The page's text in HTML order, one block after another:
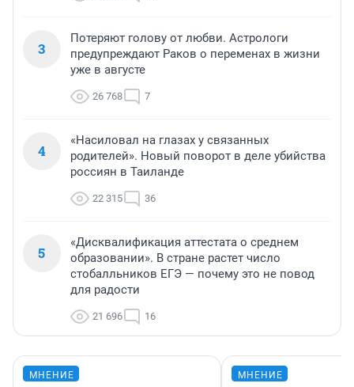
3
Потеряют голову от любви. Астрологи
предупреждают Раков о переменах в жизни
уже в августе
26 768 7
4
«Насиловал на глазах у связанных
родителей». Новый поворот в деле убийства
россиян в Таиланде
22 315 36
5
«Дисквалификация аттестата о среднем
образовании». В стране растет число
стобалльников ЕГЭ — почему это не повод
для радости
21 696 16
МНЕНИЕ МНЕНИЕ